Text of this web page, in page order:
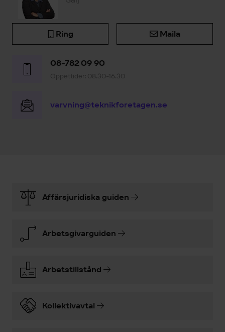
Ring Maila
08-782 09 90
Öppettider: 08.30-16.30
varvning@teknikforetagen.se
Affärsjuridiska guiden
Arbetsgivarguiden
Arbetstillstånd
Kollektivavtal